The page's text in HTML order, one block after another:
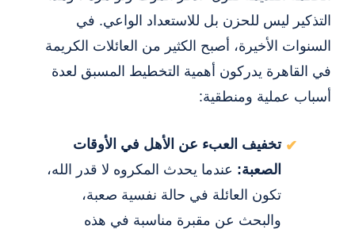
التذكير ليس للحزن بل للاستعداد الواعي. في
السنوات الأخيرة، أصبح الكثير من العائلات الكريمة
في القاهرة يدركون أهمية التخطيط المسبق لعدة
أسباب عملية ومنطقية:
تخفيف العبء عن الأهل في الأوقات
الصعبة: عندما يحدث المكروه لا قدر الله،
تكون العائلة في حالة نفسية صعبة،
والبحث عن مقبرة مناسبة في هذه